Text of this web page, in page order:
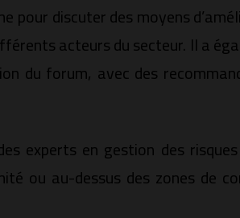
pour discuter des moyens
acteurs du secteur. Il a
du forum, avec des
experts en gestion des
ou au-dessus des zones de